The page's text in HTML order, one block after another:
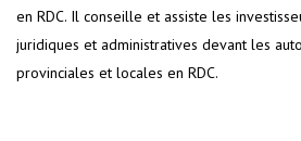
en RDC. Il conseille et assiste les
juridiques et administratives devant les
provinciales et locales en RDC.